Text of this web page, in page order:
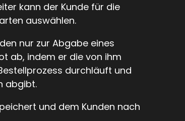
kann der Kunde für die
auswählen.
nur zur Abgabe eines
ab, indem er die von ihm
durchläuft und
abgibt.
und dem Kunden nach